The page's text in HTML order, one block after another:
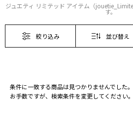
ジュエティ リミテッド アイテム（
す。
絞り込み 並び替え
条件に一致する商品は見つかりませんでした。
お手数ですが、検索条件を変更してください。